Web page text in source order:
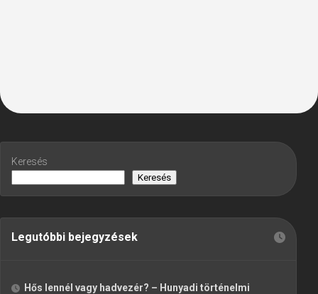
Keresés
Keresés
Legutóbbi bejegyzések
Hős lennél vagy hadvezér? – Hunyadi történelmi